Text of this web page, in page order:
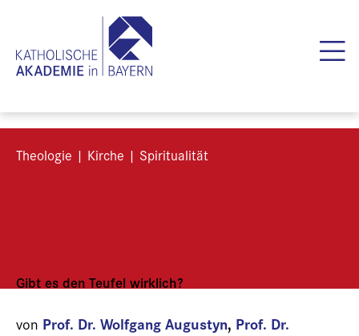
Theologie | Kirche | Spiritualität
Gibt es den Teufel wirklich?
von Prof. Dr. Wolfgang Augustyn, Prof. Dr.